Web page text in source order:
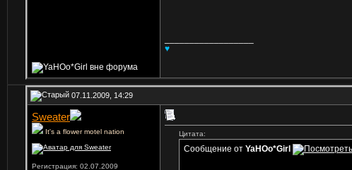
♥
07.11.2009, 14:29
Sweater
It's a flower motel nation
Регистрация: 02.07.2009
Цитата:
Сообщение от YaHOo*Girl